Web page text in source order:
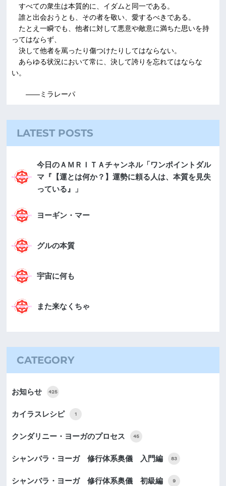
すべての衆生は本質的に、イダムと同一である。
誰と出会おうとも、その者を敬い、愛するべきである。
たとえ一瞬でも、他者に対して悪意や敵意に満ちた思いを持
ってはならず、
決して他者を罵ったり傷つけたりしてはならない。
あらゆる状況において常に、決して誇りを忘れてはならな
い。
――ミラレーパ
LATEST POSTS
今日のＡＭＲＩＴＡチャンネル「ワンポイントダル
マ『【運とは何か？】運勢に頼る人は、本質を見失
っている』」
ヨーギン・マー
グルの本質
宇宙に何も
また来なくちゃ
CATEGORY
お知らせ 425
カイラスレシピ 1
クンダリニー・ヨーガのプロセス 45
シャンバラ・ヨーガ 修行体系奥儀 入門編 83
シャンバラ・ヨーガ 修行体系奥儀 初級編 9